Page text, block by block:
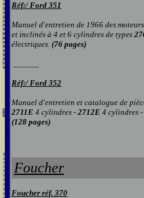
Réf:/ Ford 351
Manuel d'entretien de 1966 des
et inclinés à 4 et 6 cylindres de types
électriques. (76 pages)
Réf:/ Ford 352
Manuel d'entretien et catalogue de
2711E 4 cylindres - 2712E 4 cylindres -
(128 pages)
Foucher
Foucher réf. 370